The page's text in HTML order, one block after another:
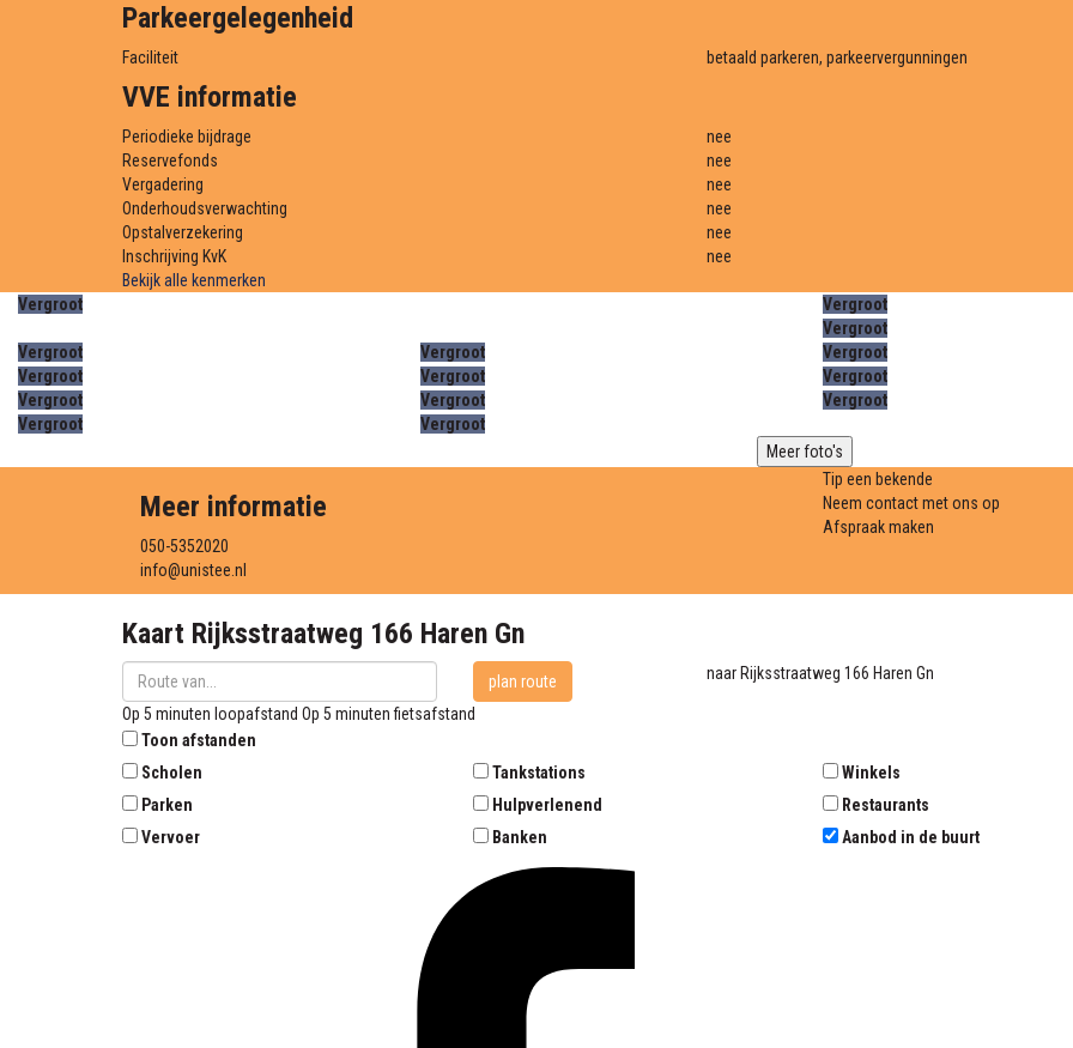
Parkeergelegenheid
Faciliteit betaald parkeren, parkeervergunningen
VVE informatie
Periodieke bijdrage
nee
Reservefonds
nee
Vergadering
nee
Onderhoudsverwachting
nee
Opstalverzekering
nee
Inschrijving KvK
nee
Bekijk alle kenmerken
Vergroot
Vergroot
Vergroot
Vergroot
Vergroot Vergroot
Vergroot
Vergroot
Vergroot
Vergroot
Vergroot
Vergroot
Vergroot
Vergroot
Meer foto's
Meer informatie
050-5352020
info@unistee.nl
Tip een bekende
Neem contact met ons op
Afspraak maken
Kaart Rijksstraatweg 166 Haren Gn
plan route naar Rijksstraatweg 166 Haren Gn
Op 5 minuten loopafstand Op 5 minuten fietsafstand
Toon afstanden
Scholen
Parken
Vervoer
Tankstations
Hulpverlenend
Banken
Winkels
Restaurants
Aanbod in de buurt